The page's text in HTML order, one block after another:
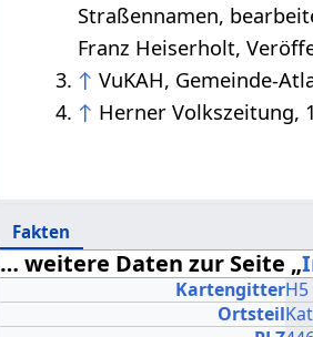
Straßennamen,
Franz Heiserholt,
↑ VuKAH, Gemeinde-
↑ Herner Volkszeitung,
Fakten
… weitere Daten zur Seite „
KartengitterH5
Ortsteil